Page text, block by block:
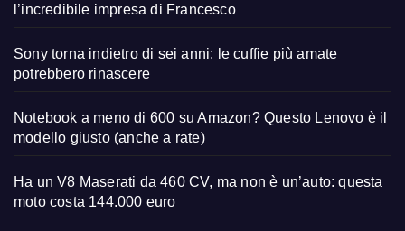
l’incredibile impresa di Francesco
Sony torna indietro di sei anni: le cuffie più amate
potrebbero rinascere
Notebook a meno di 600 su Amazon? Questo Lenovo è il
modello giusto (anche a rate)
Ha un V8 Maserati da 460 CV, ma non è un’auto: questa
moto costa 144.000 euro